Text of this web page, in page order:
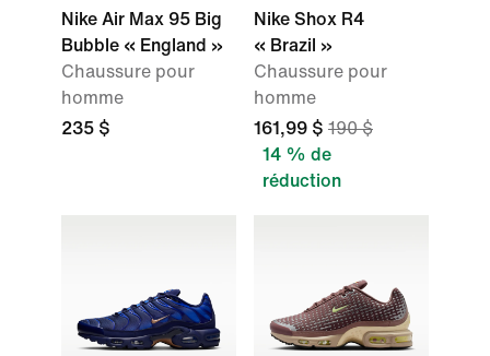
Nike Air Max 95 Big
Bubble « England »
Chaussure pour
homme
235 $
Nike Shox R4
« Brazil »
Chaussure pour
homme
161,99 $ 190 $
14 % de
réduction